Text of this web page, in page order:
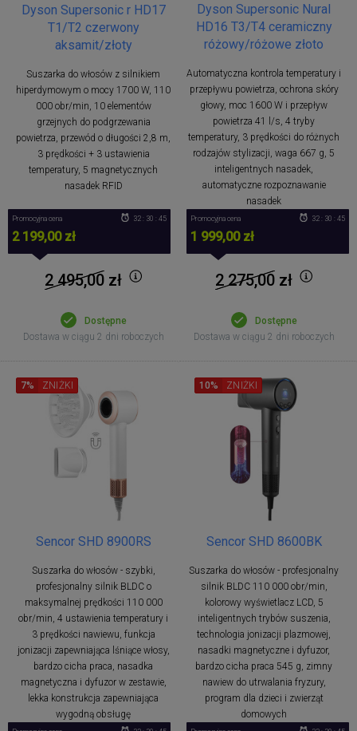
Dyson Supersonic r HD17
T1/T2 czerwony
aksamit/złoty
Suszarka do włosów z silnikiem
hiperdymowym o mocy 1700 W, 110
000 obr/min, 10 elementów
grzejnych do podgrzewania
powietrza, przewód o długości 2,8 m,
3 prędkości + 3 ustawienia
temperatury, 5 magnetycznych
nasadek RFID
Promocyjna cena
2 199,00 zł
32 : 30 : 44
2 495,00zł
Dostępne
Dostawa w ciągu 2 dni roboczych
Dyson Supersonic Nural
HD16 T3/T4 ceramiczny
różowy/różowe złoto
Automatyczna kontrola temperatury i
przepływu powietrza, ochrona skóry
głowy, moc 1600 W i przepływ
powietrza 41 l/s, 4 tryby
temperatury, 3 prędkości do różnych
rodzajów stylizacji, waga 667 g, 5
inteligentnych nasadek,
automatyczne rozpoznawanie
nasadek
Promocyjna cena
1 999,00 zł
32 : 30 : 44
2 275,00zł
Dostępne
Dostawa w ciągu 2 dni roboczych
Sencor SHD 8900RS
Suszarka do włosów - szybki,
profesjonalny silnik BLDC o
maksymalnej prędkości 110 000
obr/min, 4 ustawienia temperatury i
3 prędkości nawiewu, funkcja
jonizacji zapewniająca lśniące włosy,
bardzo cicha praca, nasadka
magnetyczna i dyfuzor w zestawie,
lekka konstrukcja zapewniająca
wygodną obsługę
7% ZNIŻKI
Sencor SHD 8600BK
Suszarka do włosów - profesjonalny
silnik BLDC 110 000 obr/min,
kolorowy wyświetlacz LCD, 5
inteligentnych trybów suszenia,
technologia jonizacji plazmowej,
nasadki magnetyczne i dyfuzor,
bardzo cicha praca 545 g, zimny
nawiew do utrwalania fryzury,
program dla dzieci i zwierząt
domowych
10% ZNIŻKI